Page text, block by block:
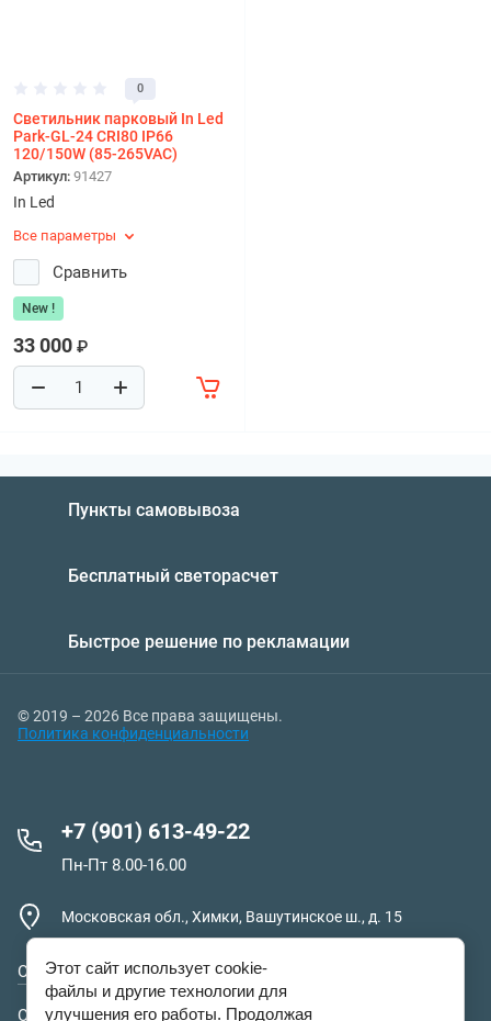
0
Светильник парковый In Led
Park-GL-24 СRI80 IP66
120/150W (85-265VAC)
Артикул: 91427
In Led
Все параметры
Сравнить
New !
33 000 ₽
Пункты самовывоза
Бесплатный светорасчет
Быстрое решение по рекламации
© 2019 – 2026 Все права защищены.
Политика конфиденциальности
+7 (901) 613-49-22
Пн-Пт 8.00-16.00
Московская обл., Химки, Вашутинское ш., д. 15
О компании
Оплата и доставка
Этот сайт использует cookie-
файлы и другие технологии для
улучшения его работы. Продолжая